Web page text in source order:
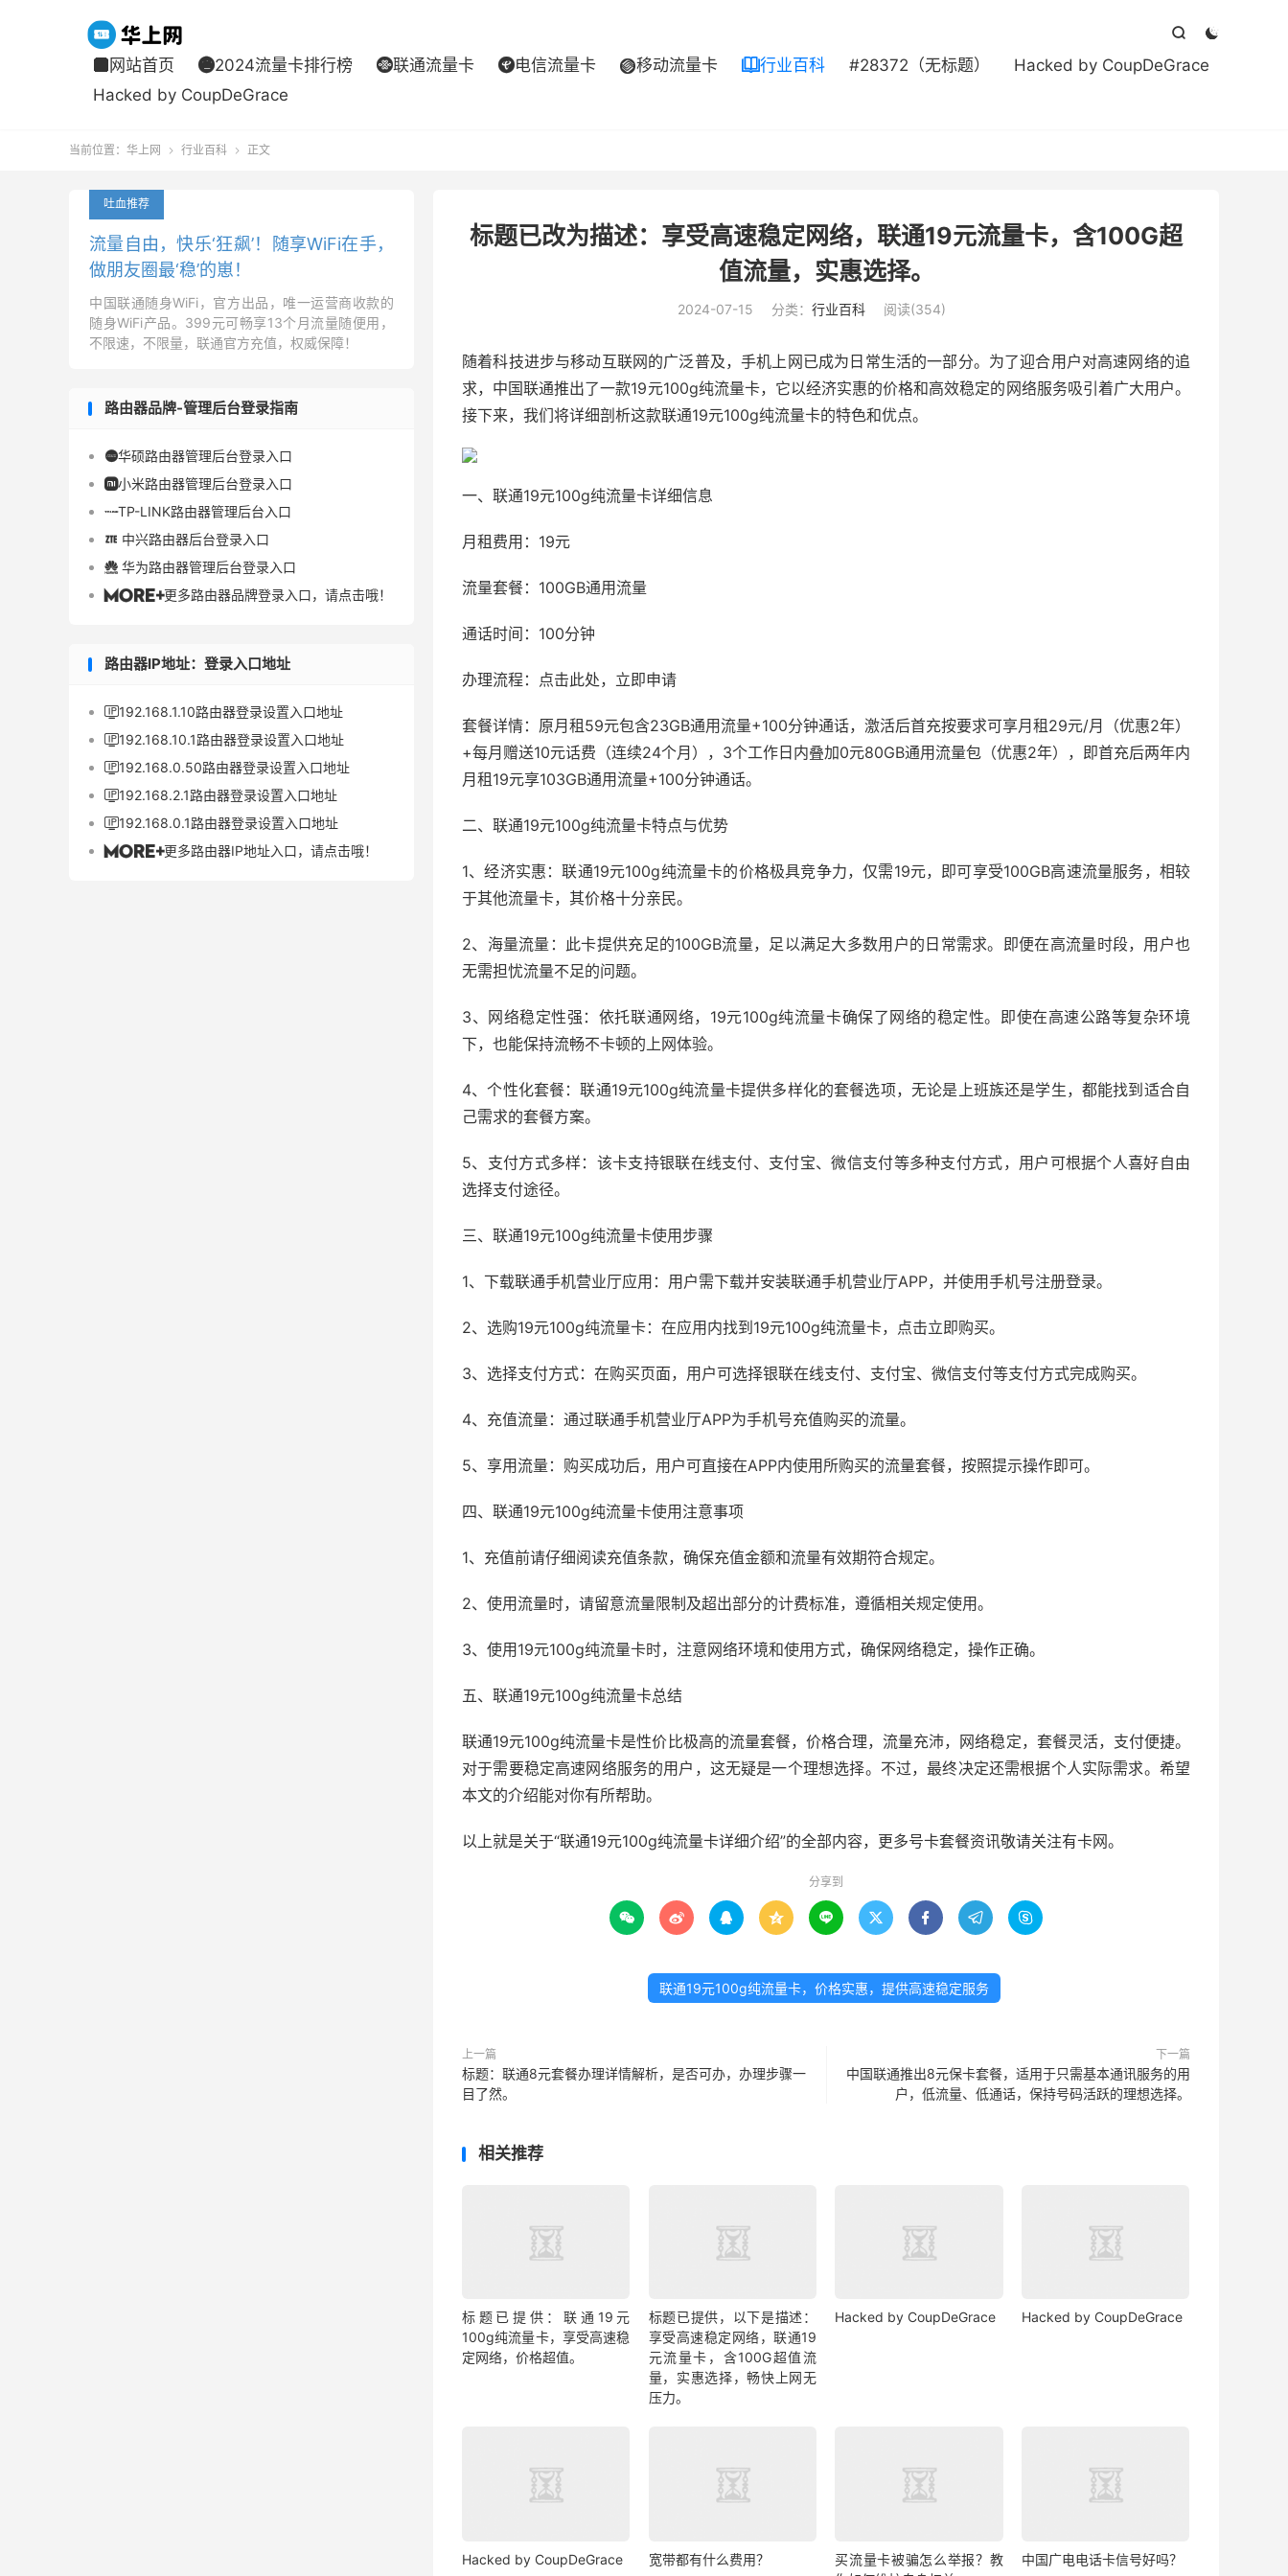


 网站首页 2024流量卡排行榜 联通流量卡 电信流量卡 移动流量卡 行业百科 #28372（无标题）
Hacked by CoupDeGrace
Hacked by CoupDeGrace
当前位置： 华上网  行业百科  正文
标题已改为描述：享受高速稳定网络，联通19元流量卡，含100G超
值流量，实惠选择。
2024-07-15 分类： 行业百科 阅读(354)
随着科技进步与移动互联网的广泛普及，手机上网已成为日常生活的一部分。为了迎合用户对高速网络的追
求，中国联通推出了一款19元100g纯流量卡，它以经济实惠的价格和高效稳定的网络服务吸引着广大用户。
接下来，我们将详细剖析这款联通19元100g纯流量卡的特色和优点。
一、联通19元100g纯流量卡详细信息
月租费用：19元
流量套餐：100GB通用流量
通话时间：100分钟
办理流程：点击此处，立即申请
套餐详情：原月租59元包含23GB通用流量+100分钟通话，激活后首充按要求可享月租29元/月（优惠2年）
+每月赠送10元话费（连续24个月），3个工作日内叠加0元80GB通用流量包（优惠2年），即首充后两年内
月租19元享103GB通用流量+100分钟通话。
二、联通19元100g纯流量卡特点与优势
1、经济实惠：联通19元100g纯流量卡的价格极具竞争力，仅需19元，即可享受100GB高速流量服务，相较
于其他流量卡，其价格十分亲民。
2、海量流量：此卡提供充足的100GB流量，足以满足大多数用户的日常需求。即便在高流量时段，用户也
无需担忧流量不足的问题。
3、网络稳定性强：依托联通网络，19元100g纯流量卡确保了网络的稳定性。即使在高速公路等复杂环境
下，也能保持流畅不卡顿的上网体验。
4、个性化套餐：联通19元100g纯流量卡提供多样化的套餐选项，无论是上班族还是学生，都能找到适合自
己需求的套餐方案。
5、支付方式多样：该卡支持银联在线支付、支付宝、微信支付等多种支付方式，用户可根据个人喜好自由
选择支付途径。
三、联通19元100g纯流量卡使用步骤
1、下载联通手机营业厅应用：用户需下载并安装联通手机营业厅APP，并使用手机号注册登录。
2、选购19元100g纯流量卡：在应用内找到19元100g纯流量卡，点击立即购买。
3、选择支付方式：在购买页面，用户可选择银联在线支付、支付宝、微信支付等支付方式完成购买。
4、充值流量：通过联通手机营业厅APP为手机号充值购买的流量。
5、享用流量：购买成功后，用户可直接在APP内使用所购买的流量套餐，按照提示操作即可。
四、联通19元100g纯流量卡使用注意事项
1、充值前请仔细阅读充值条款，确保充值金额和流量有效期符合规定。
2、使用流量时，请留意流量限制及超出部分的计费标准，遵循相关规定使用。
3、使用19元100g纯流量卡时，注意网络环境和使用方式，确保网络稳定，操作正确。
五、联通19元100g纯流量卡总结
联通19元100g纯流量卡是性价比极高的流量套餐，价格合理，流量充沛，网络稳定，套餐灵活，支付便捷。
对于需要稳定高速网络服务的用户，这无疑是一个理想选择。不过，最终决定还需根据个人实际需求。希望
本文的介绍能对你有所帮助。
以上就是关于“联通19元100g纯流量卡详细介绍”的全部内容，更多号卡套餐资讯敬请关注有卡网。
分享到
        
联通19元100g纯流量卡，价格实惠，提供高速稳定服务
上一篇
标题：联通8元套餐办理详情解析，是否可办，办理步骤一
目了然。
下一篇
中国联通推出8元保卡套餐，适用于只需基本通讯服务的用
户，低流量、低通话，保持号码活跃的理想选择。
相关推荐
标题已提供：联通19元
100g纯流量卡，享受高速稳
定网络，价格超值。
标题已提供，以下是描述：
享受高速稳定网络，联通19
元流量卡，含100G超值流
量，实惠选择，畅快上网无
压力。
Hacked by CoupDeGrace Hacked by CoupDeGrace
Hacked by CoupDeGrace 宽带都有什么费用？
买流量卡被骗怎么举报？教
中国广电电话卡信号好吗？
吐血推荐
流量自由，快乐‘狂飙’！随享WiFi在手，
做朋友圈最‘稳’的崽！
中国联通随身WiFi，官方出品，唯一运营商收款的
随身WiFi产品。399元可畅享13个月流量随便用，
不限速，不限量，联通官方充值，权威保障！
路由器品牌-管理后台登录指南
华硕路由器管理后台登录入口
小米路由器管理后台登录入口
TP-LINK路由器管理后台入口
 中兴路由器后台登录入口
 华为路由器管理后台登录入口
更多路由器品牌登录入口，请点击哦！
路由器IP地址：登录入口地址
192.168.1.10路由器登录设置入口地址
192.168.10.1路由器登录设置入口地址
192.168.0.50路由器登录设置入口地址
192.168.2.1路由器登录设置入口地址
192.168.0.1路由器登录设置入口地址
更多路由器IP地址入口，请点击哦！